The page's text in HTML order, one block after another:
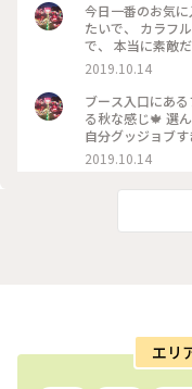
今日一番のお気
たいで、 カラフ
で、 本当に素敵
観、みたいな感じ
ブルフラワー
2019.10.14
ブース入口にあ
る秋な感じ🍁 選
自分グッジョブ
#GOHAN
#エディブルフラワ
2019.10.14
エリ